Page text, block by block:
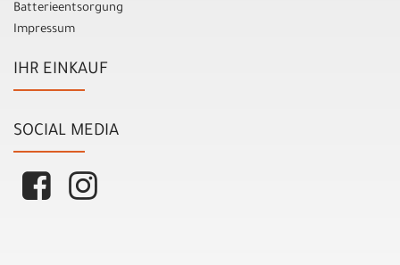
Batterieentsorgung
Impressum
IHR EINKAUF
SOCIAL MEDIA